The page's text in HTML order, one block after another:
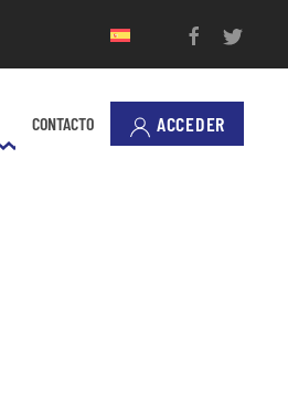
CONTACTO ACCEDER